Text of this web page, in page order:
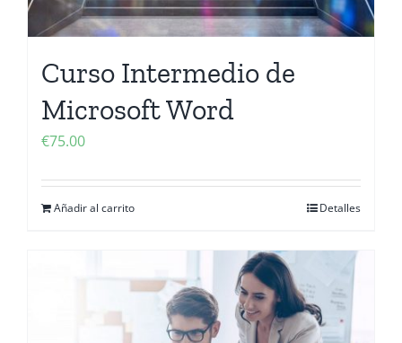
Curso Intermedio de
Microsoft Word
€75.00
Añadir al carrito Detalles